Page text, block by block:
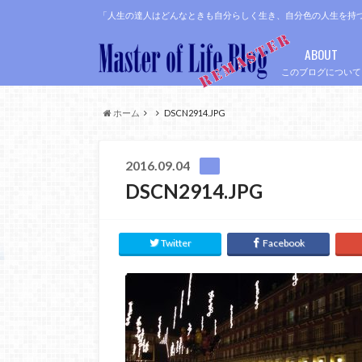
「人生の達人はどんなときも自分らしく生き、自分色の人生を持
このブログについて
ABOUT
ホーム DSCN2914.JPG
2016.09.04
DSCN2914.JPG
Twitter Facebook